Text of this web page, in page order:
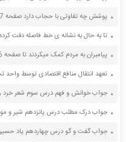
پوشش چه تفاوتی با حجاب دارد صفحه 17 تفکر و سبک زندگی ویژه دختران هفتم
پیامبران به مردم کمک میکردند تا صفحه 16 هدیه های آسمان ششم
تعهد انتقال منافع اقتصادی توسط واحد
جواب خوانش و فهم درس سوم شعر خرد رهنمای
جواب درک مطلب درس پانزدهم شیر و موش صفحه
جواب گفت و گو درس چهاردهم یاد حسین صفحه 101